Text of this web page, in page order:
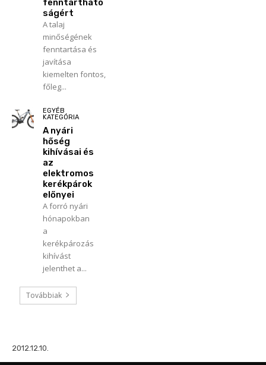
fenntartható
ságért
A talaj
minőségének
fenntartása és
javítása
kiemelten fontos,
főleg...
EGYÉB
KATEGÓRIA
A nyári
hőség
kihívásai és
az
elektromos
kerékpárok
előnyei
A forró nyári
hónapokban
a
kerékpározás
kihívást
jelenthet a...
Továbbiak
2012.12.10.